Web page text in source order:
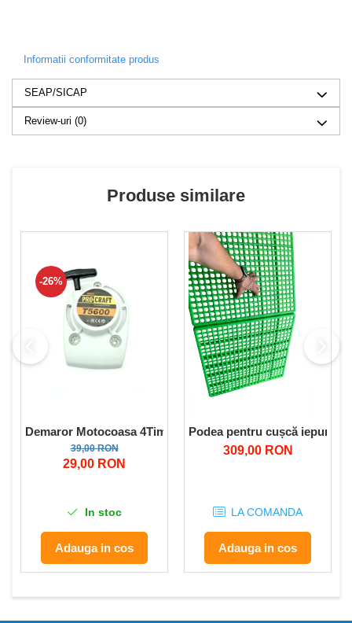
Informatii conformitate produs
SEAP/SICAP
Review-uri (0)
Produse similare
-26%
Demaror Motocoasa 4Timpi benzina Tip Procraft T5600
39,00 RON
29,00 RON
In stoc
Adauga in cos
Podea pentru cușcă iepuri
309,00 RON
LA COMANDA
Adauga in cos